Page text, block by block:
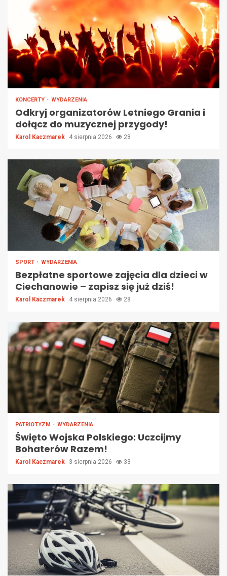
KONCERTY WYDARZENIA
Odkryj organizatorów Letniego Grania i
dołącz do muzycznej przygody!
Karol Kaczmarek 4 sierpnia 2026 28
SPORT WYDARZENIA
Bezpłatne sportowe zajęcia dla dzieci w
Ciechanowie – zapisz się już dziś!
Karol Kaczmarek 4 sierpnia 2026 28
PATRIOTYZM WYDARZENIA
Święto Wojska Polskiego: Uczcijmy
Bohaterów Razem!
Karol Kaczmarek 3 sierpnia 2026 33